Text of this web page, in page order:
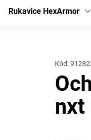
Rukavice HexArmor
nxt
Kód: